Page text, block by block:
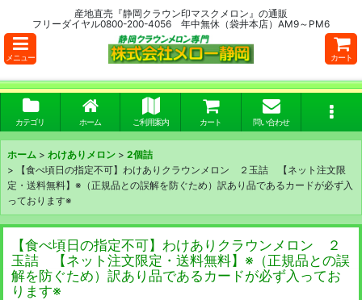
産地直売『静岡クラウン印マスクメロン』の通販
フリーダイヤル0800-200-4056 年中無休（袋井本店）AM9～PM6
メニュー カート
カテゴリ ホーム ご利用案内 カート 問い合わせ
ホーム > わけありメロン > 2個詰
>
【食べ頃日の指定不可】わけありクラウンメロン ２玉詰 【ネット注文限
定・送料無料】※（正規品との誤解を防ぐため）訳あり品であるカードが必ず入
っております※
【食べ頃日の指定不可】わけありクラウンメロン ２
玉詰 【ネット注文限定・送料無料】※（正規品との誤
解を防ぐため）訳あり品であるカードが必ず入ってお
ります※